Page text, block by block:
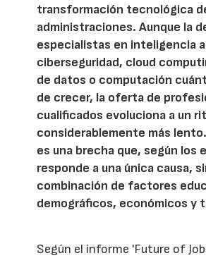
transformación tecnológica
administraciones. Aunque la
especialistas en inteligencia
ciberseguridad, cloud
de datos o computación
de crecer, la oferta de
cualificados evoluciona a un
considerablemente más
es una brecha que, según los
responde a una única causa,
combinación de factores
demográficos, económicos y
Según el informe 'Future of